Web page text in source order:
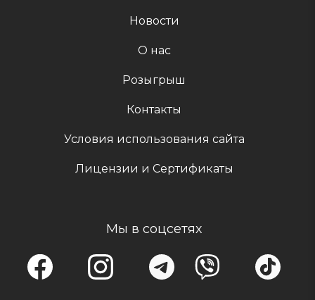
Новости
О нас
Розыгрыш
Контакты
Условия использования сайта
Лицензии и Сертификаты
Мы в соцсетях